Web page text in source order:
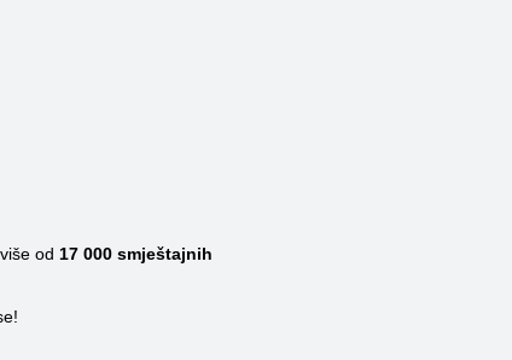
od 17 000 smještajnih